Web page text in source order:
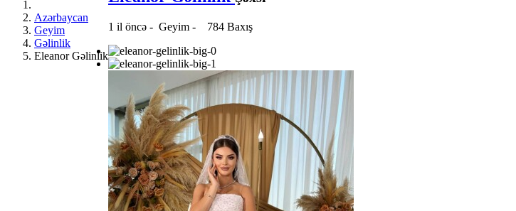
Azərbaycan
Geyim
Gəlinlik
Eleanor Gəlinlik
1 il öncə - Geyim - 784 Baxış